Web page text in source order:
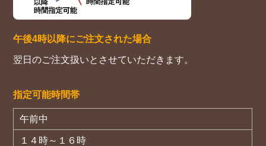
午後4時以降にご注文された場合
翌日のご注文扱いとさせていただきます。
指定可能時間帯
午前中
１４時～１６時